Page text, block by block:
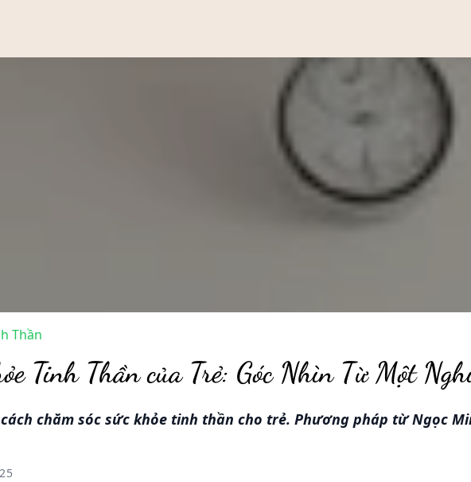
Thần
Tinh Thần của Trẻ: Góc Nhìn Từ Một
chăm sóc sức khỏe tinh thần cho trẻ. Phương pháp từ Ngọc